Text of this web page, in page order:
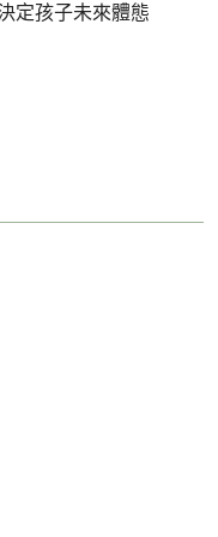
定孩子未來體態